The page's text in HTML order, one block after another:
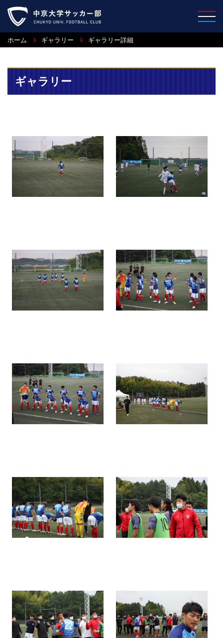
ホーム ギャラリー ギャラリー詳細
ギャラリー